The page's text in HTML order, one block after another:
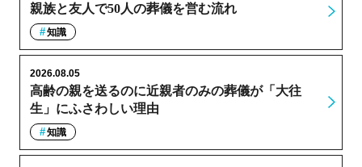
親族と友人で50人の葬儀を営む流れ
知識
高齢の親を送るのに近親者のみの葬儀が「大往
生」にふさわしい理由
2026.08.05
知識